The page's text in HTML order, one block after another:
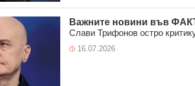
Важните новини във
Слави Трифонов остро
16.07.2026